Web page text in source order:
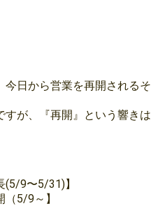
今日から営業を再開されるそ
すが、『再開』という響きは
9〜5/31)】
5/9～】